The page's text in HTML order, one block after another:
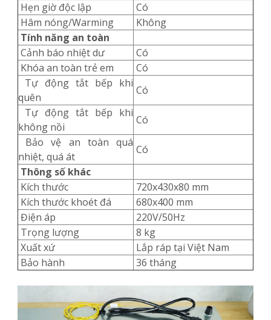
Hẹn giờ độc lập
Có
Hâm nóng/Warming
Không
Tính năng an toàn
Cảnh báo nhiệt dư
Có
Khóa an toàn trẻ em
Có
Tự động tắt bếp khi
quên
Có
Tự động tắt bếp khi
không nồi
Có
Bảo vệ an toàn quá
nhiệt, quá át
Có
Thông số khác
Kích thước
720x430x80 mm
Kích thước khoét đá
680x400 mm
Điện áp
220V/50Hz
Trọng lượng
8 kg
Xuất xứ
Lắp ráp tại Việt Nam
Bảo hành
36 tháng